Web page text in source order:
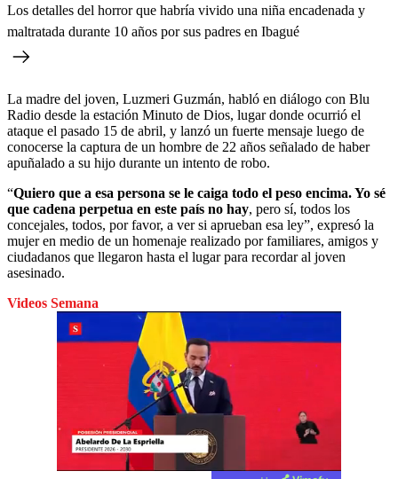
Los detalles del horror que habría vivido una niña encadenada y
maltratada durante 10 años por sus padres en Ibagué
La madre del joven, Luzmeri Guzmán, habló en diálogo con Blu
Radio desde la estación Minuto de Dios, lugar donde ocurrió el
ataque el pasado 15 de abril, y lanzó un fuerte mensaje luego de
conocerse la captura de un hombre de 22 años señalado de haber
apuñalado a su hijo durante un intento de robo.
“Quiero que a esa persona se le caiga todo el peso encima. Yo sé
que cadena perpetua en este país no hay, pero sí, todos los
concejales, todos, por favor, a ver si aprueban esa ley”, expresó la
mujer en medio de un homenaje realizado por familiares, amigos y
ciudadanos que llegaron hasta el lugar para recordar al joven
asesinado.
Videos Semana